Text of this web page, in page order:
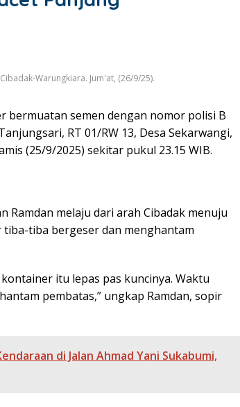
Warungkiara. Jum'at, (26/9/25).
bermuatan semen dengan nomor polisi B
RT 01/RW 13, Desa Sekarwangi,
(25/9/2025) sekitar pukul 23.15 WIB.
Ramdan melaju dari arah Cibadak menuju
tiba bergeser dan menghantam
itu lepas pas kuncinya. Waktu
pembatas,” ungkap Ramdan, sopir
di Jalan Ahmad Yani Sukabumi,